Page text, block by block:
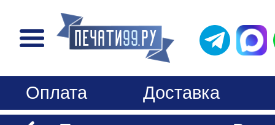
Оплата
Доставка